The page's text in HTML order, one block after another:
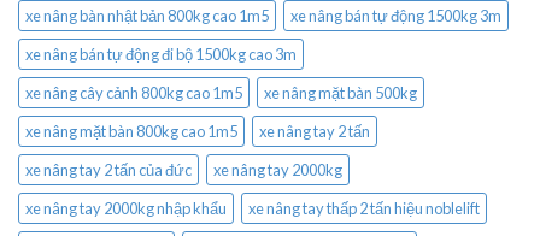
xe nâng bàn nhật bản 800kg cao 1m5
xe nâng bán tự động 1500kg 3m
xe nâng bán tự động đi bộ 1500kg cao 3m
xe nâng cây cảnh 800kg cao 1m5
xe nâng mặt bàn 500kg
xe nâng mặt bàn 800kg cao 1m5
xe nâng tay 2 tấn
xe nâng tay 2 tấn của đức
xe nâng tay 2000kg
xe nâng tay 2000kg nhập khẩu
xe nâng tay thấp 2 tấn hiệu noblelift